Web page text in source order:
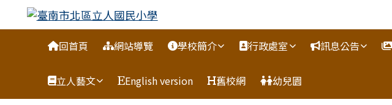
跳至主內容區
臺南市北區立人國民小學
導覽列回首頁 網站導覽 學校簡介 行政處室 訊息公告
立人藝文 English version 舊校網 幼兒園